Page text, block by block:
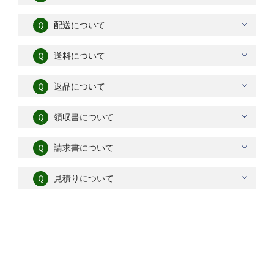
Ｑ 配送について
Ｑ 送料について
Ｑ 返品について
Ｑ 領収書について
Ｑ 請求書について
Ｑ 見積りについて